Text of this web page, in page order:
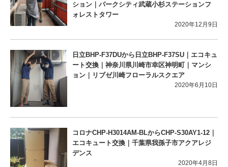
ション｜パークシティ武蔵小杉ステーションフ
ォレストタワー
2020年12月9日
日立BHP-F37DUから日立BHP-F37SU｜エコキュ
ート交換｜神奈川県川崎市幸区神明町｜マンシ
ョン｜リブゼ川崎フローラルスクエア
2020年6月10日
コロナCHP-H3014AM-BLからCHP-S30AY1-12｜
エコキュート交換｜千葉県我孫子市アクアレジ
デンス
2020年4月8日